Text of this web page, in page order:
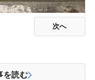
次へ
を読む